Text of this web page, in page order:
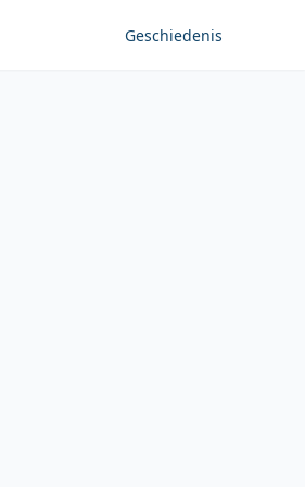
Geschiedenis